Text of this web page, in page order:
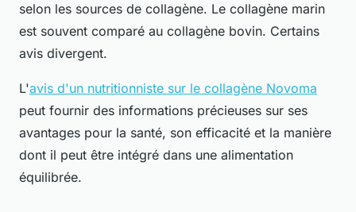
selon les sources de collagène. Le collagène marin
est souvent comparé au collagène bovin. Certains
avis divergent.
L'avis d'un nutritionniste sur le collagène Novoma
peut fournir des informations précieuses sur ses
avantages pour la santé, son efficacité et la manière
dont il peut être intégré dans une alimentation
équilibrée.